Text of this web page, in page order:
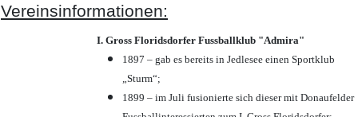
Vereinsinformationen:
I. Gross Floridsdorfer Fussballklub "Admira"
1897 – gab es bereits in Jedlesee einen Sportklub
„Sturm“;
1899 – im Juli fusionierte sich dieser mit Donaufelder